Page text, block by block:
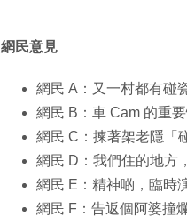
網民意見
網民 A：又一村都有碰
網民 B：車 Cam 的重要
網民 C：揀著架老隱「
網民 D：我們住的地方
網民 E：精神啲，臨時
網民 F：告返個阿婆撞